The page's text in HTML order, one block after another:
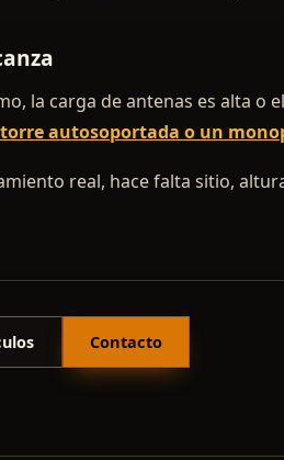
la carga de antenas es alta o
torre autosoportada o un
real, hace falta sitio,
Contacto